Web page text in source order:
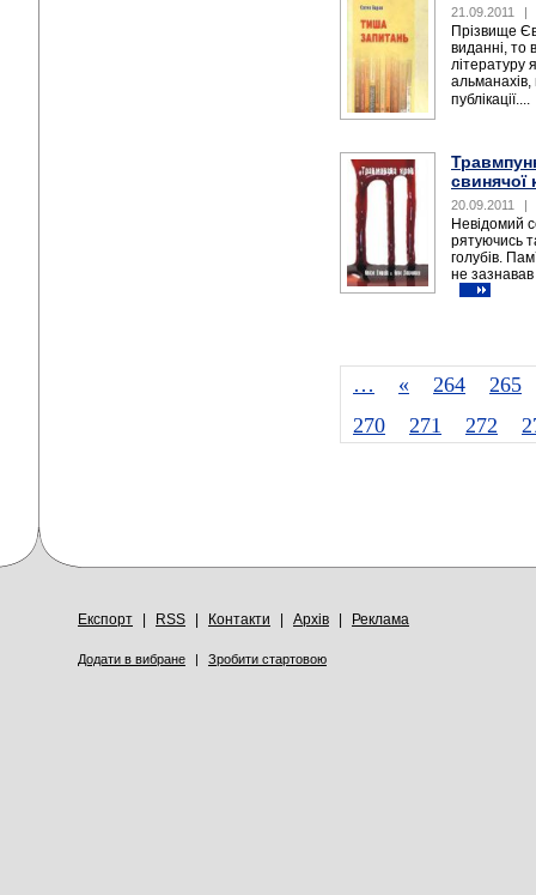
21.09.2011
Прізвище
виданні, то
літературу
альманахів,
публікації....
свинячої
20.09.2011
Невідомий
рятуючись
голубів.
не
… « 264
265
270
271 272
Експорт RSS Контакти Архів Реклама
Додати в вибране | Зробити стартовою